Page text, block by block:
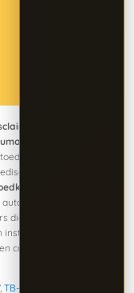
diagnose,
aandoening. BPC-
van de FDA,
voor
dienen te voldoen aan
vereisten.
conform de richtlijnen
, TB-500